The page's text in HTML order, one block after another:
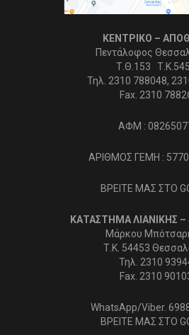
ΚΕΝΤΡΙΚΟ –
Πεντάλοφος
Τ.Θ.153
Τηλ. 2310 788048,
Fax. 2310
ΑΦΜ :
ΑΡΙΘΜΟΣ ΓΕΜΗ :
ΒΡΕΙΤΕ ΜΑΣ ΣΤΟ
ΚΑΤΑΣΤΗΜΑ ΛΙΑΝΙΚΗΣ –
Μάρκου
Τ.Κ. 54453
Τηλ. 2310
Fax. 2310
WhatsApp/Viber.
ΒΡΕΙΤΕ ΜΑΣ ΣΤΟ